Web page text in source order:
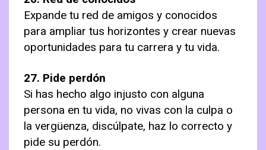
Expande tu red de amigos y conocidos
para ampliar tus horizontes y crear nuevas
oportunidades para tu carrera y tu vida.
27. Pide perdón
Si has hecho algo injusto con alguna
persona en tu vida, no vivas con la culpa o
la vergüenza, discúlpate, haz lo correcto y
pide su perdón.